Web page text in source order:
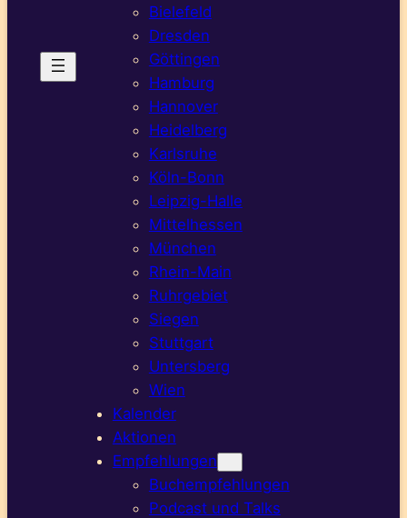
Bielefeld
Dresden
Göttingen
Hamburg
Hannover
Heidelberg
Karlsruhe
Köln-Bonn
Leipzig-Halle
Mittelhessen
München
Rhein-Main
Ruhrgebiet
Siegen
Stuttgart
Untersberg
Wien
Kalender
Aktionen
Empfehlungen
Buchempfehlungen
Podcast und Talks